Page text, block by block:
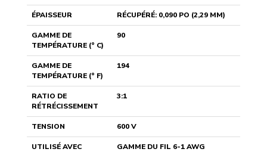
ÉPAISSEUR RÉCUPÉRÉ: 0,090 PO (2,29 MM)
GAMME DE
TEMPÉRATURE (° C)
90
GAMME DE
TEMPÉRATURE (° F)
194
RATIO DE
RÉTRÉCISSEMENT
3:1
TENSION 600 V
UTILISÉ AVEC GAMME DU FIL 6-1 AWG